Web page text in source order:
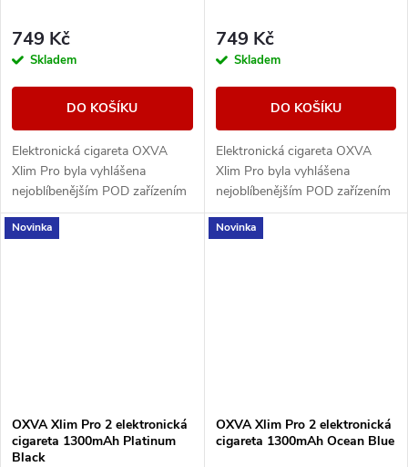
749 Kč
Skladem
DO KOŠÍKU
Elektronická cigareta OXVA
Xlim Pro byla vyhlášena
nejoblíbenějším POD zařízením
mezi vapery za období 2023 a
2024. Nyní přichází výrobce s
749 Kč
Skladem
DO KOŠÍKU
Elektronická cigareta OXVA
Xlim Pro byla vyhlášena
nejoblíbenějším POD zařízením
mezi vapery za období 2023 a
2024. Nyní přichází výrobce s
Novinka
OXVA Xlim Pro 2 elektronická
cigareta 1300mAh Platinum
Black
Novinka
OXVA Xlim Pro 2 elektronická
cigareta 1300mAh Ocean Blue